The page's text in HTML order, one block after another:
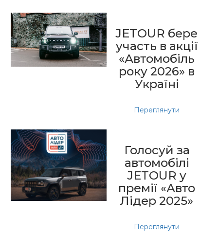
JETOUR бере
участь в акції
«Автомобіль
року 2026» в
Україні
Переглянути
Голосуй за
автомобілі
JETOUR у
премії «Авто
Лідер 2025»
Переглянути